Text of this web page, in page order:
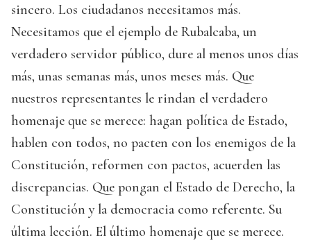
sincero. Los ciudadanos necesitamos más.
Necesitamos que el ejemplo de Rubalcaba, un
verdadero servidor público, dure al menos unos días
más, unas semanas más, unos meses más. Que
nuestros representantes le rindan el verdadero
homenaje que se merece: hagan política de Estado,
hablen con todos, no pacten con los enemigos de la
Constitución, reformen con pactos, acuerden las
discrepancias. Que pongan el Estado de Derecho, la
Constitución y la democracia como referente. Su
última lección. El último homenaje que se merece.